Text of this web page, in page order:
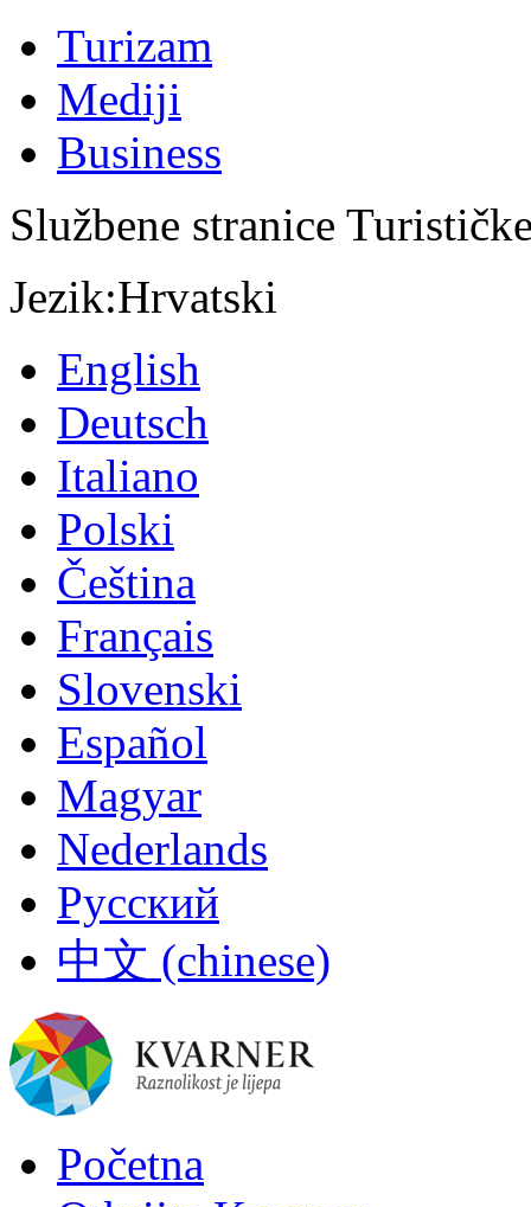
Turizam
Mediji
Business
Službene stranice
Jezik:Hrvatski
English
Deutsch
Italiano
Polski
Čeština
Français
Slovenski
Español
Magyar
Nederlands
Русский
中文 (chinese)
Početna